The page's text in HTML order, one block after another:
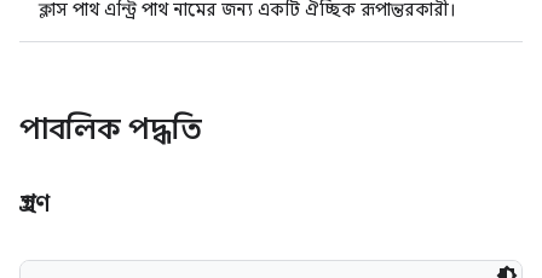
ক্লাস পাথ এন্ট্রি পাথ নামের জন্য একটি ঐচ্ছিক রূপান্তরকারী।
পাবলিক পদ্ধতি
গ্রহণ